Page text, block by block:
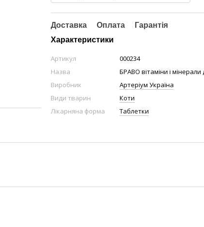
Доставка Оплата
Гарантія
Характеристики
Артикул
000234
Назва
БРАВО вітаміни і мінерали
Виробник
Артеріум Україна
Види тварин
Коти
Лікарняна форма
Таблетки